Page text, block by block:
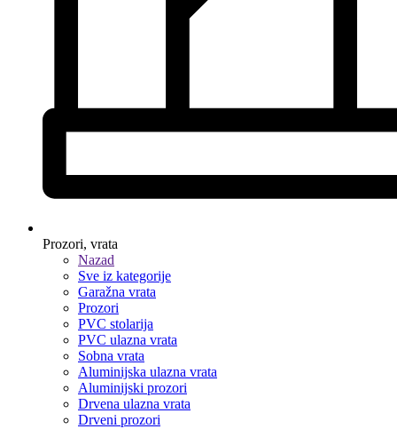
Prozori, vrata
Nazad
Sve iz kategorije
Garažna vrata
Prozori
PVC stolarija
PVC ulazna vrata
Sobna vrata
Aluminijska ulazna vrata
Aluminijski prozori
Drvena ulazna vrata
Drveni prozori